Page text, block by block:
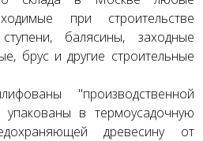
при строительстве
балясины, заходные
брус и другие строительные
"производственной
в термоусадочную
древесину от